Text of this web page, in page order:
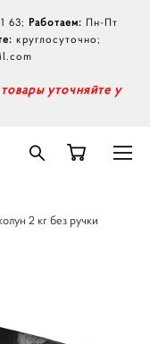
63; Работаем: Пн-Пт
круглосуточно;
уточняйте у
2 кг без ручки